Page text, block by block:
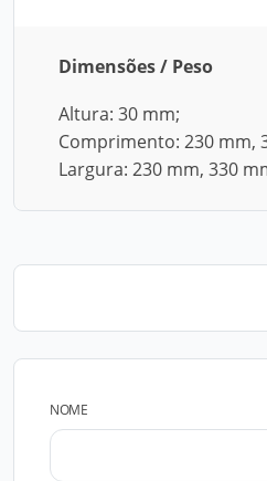
Dimensões / Peso
Altura: 30 mm;
Comprimento: 230 mm,
Largura: 230 mm, 330
NOME